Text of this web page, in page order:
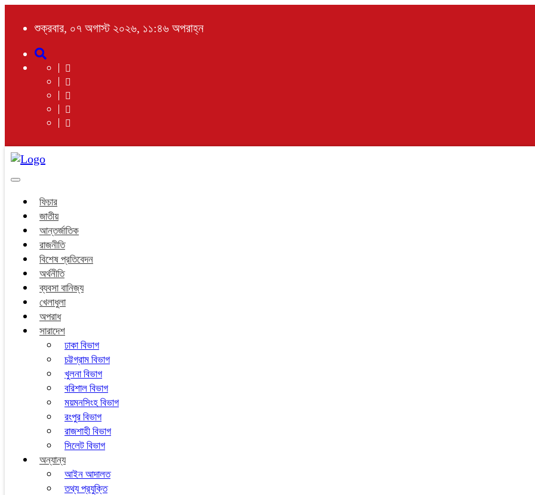
শুক্রবার, ০৭ অগাস্ট ২০২৬, ১১:৪৬ অপরাহ্ন
Toggle
ফিচার
জাতীয়
আন্তর্জাতিক
রাজনীতি
বিশেষ প্রতিবেদন
অর্থনীতি
ব্যবসা বানিজ্য
খেলাধুলা
অপরাধ
সারাদেশ
ঢাকা বিভাগ
চট্টগ্রাম বিভাগ
খুলনা বিভাগ
বরিশাল বিভাগ
ময়মনসিংহ বিভাগ
রংপুর বিভাগ
রাজশাহী বিভাগ
সিলেট বিভাগ
অন্যান্য
আইন আদালত
তথ্য প্রযুক্তি